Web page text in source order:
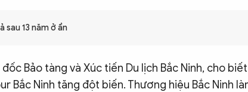
sau 13 năm ở ẩn
Bảo tàng và Xúc tiến Du lịch Bắc Ninh, cho
Bắc Ninh tăng đột biến. Thương hiệu Bắc Ninh